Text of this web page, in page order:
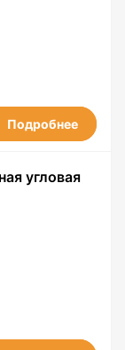
Подробнее
угловая